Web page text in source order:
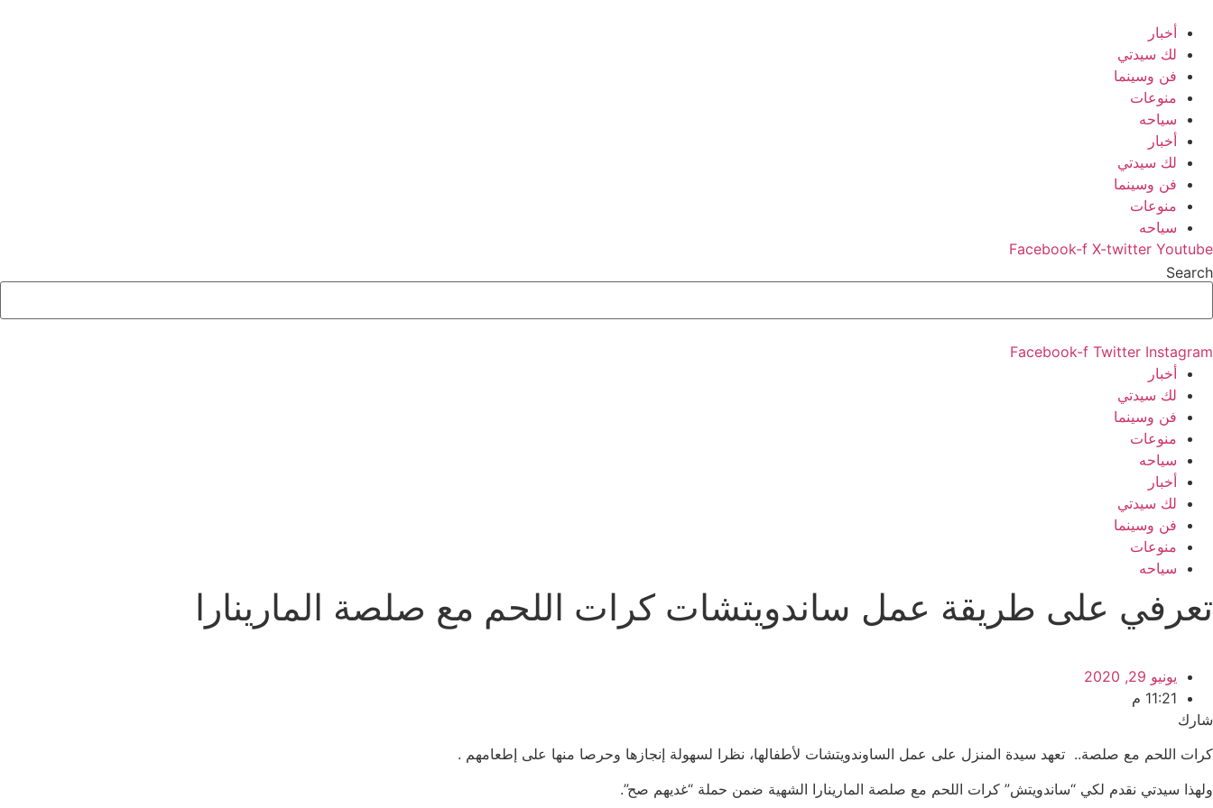
content
أخبار
لك سيدتي
فن وسينما
منوعات
سياحه
أخبار
لك سيدتي
فن وسينما
منوعات
سياحه
Facebook-f X-twitter Youtube
Search
Facebook-f Twitter Instagram
أخبار
لك سيدتي
فن وسينما
منوعات
سياحه
أخبار
لك سيدتي
فن وسينما
منوعات
سياحه
تعرفي على طريقة عمل ساندويتشات كرات اللحم مع صلصة المارينارا
يونيو 29, 2020
11:21 م
شارك
كرات اللحم مع صلصة.. تعهد سيدة المنزل على عمل الساوندويتشات لأطفالها، نظرا لسهولة إنجازها وحرصا منها على إطعامهم .
ولهذا سيدتي نقدم لكي “ساندويتش” كرات اللحم مع صلصة المارينارا الشهية ضمن حملة “غديهم صح”.